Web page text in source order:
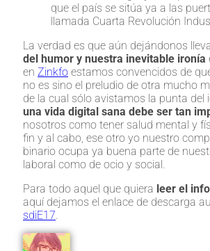
que el país se sitúa ya a las
llamada Cuarta Revolución
La verdad es que aún dejándonos
del humor y nuestra inevitable ironía
en Zinkfo estamos convencidos de
no es sino el preludio de otra mucho
de la cual sólo avistamos la punta del
una vida digital sana debe ser tan
nosotros como tener salud mental y
fin y al cabo, ese otro yo nuestro
binario ocupa ya buena parte de
laboral como de ocio y social.
Para todo aquel que quiera leer el
aquí dejamos el enlace de descarga
sdiE17.